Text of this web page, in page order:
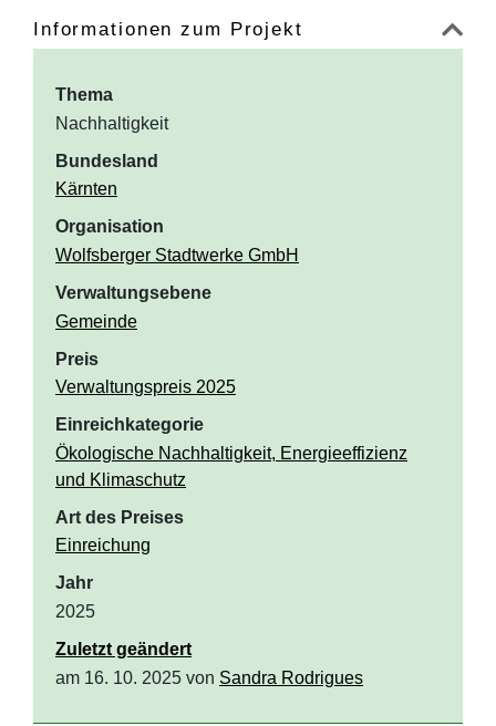
Informationen zum Projekt
Thema
Nachhaltigkeit
Bundesland
Kärnten
Organisation
Wolfsberger Stadtwerke GmbH
Verwaltungsebene
Gemeinde
Preis
Verwaltungspreis 2025
Einreichkategorie
Ökologische Nachhaltigkeit, Energieeffizienz
und Klimaschutz
Art des Preises
Einreichung
Jahr
2025
Zuletzt geändert
am 16. 10. 2025 von Sandra Rodrigues